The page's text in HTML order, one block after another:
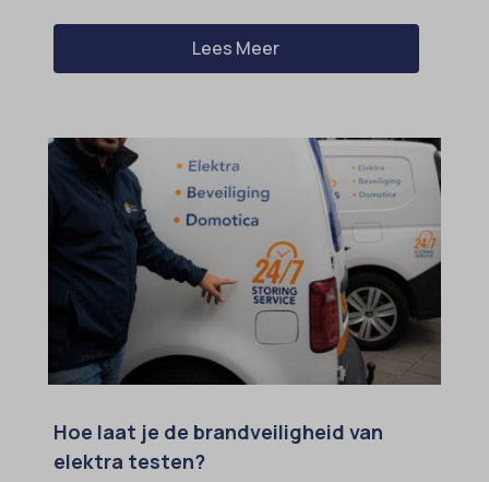
Lees Meer
Hoe laat je de brandveiligheid van
elektra testen?